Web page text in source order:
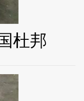
杜邦